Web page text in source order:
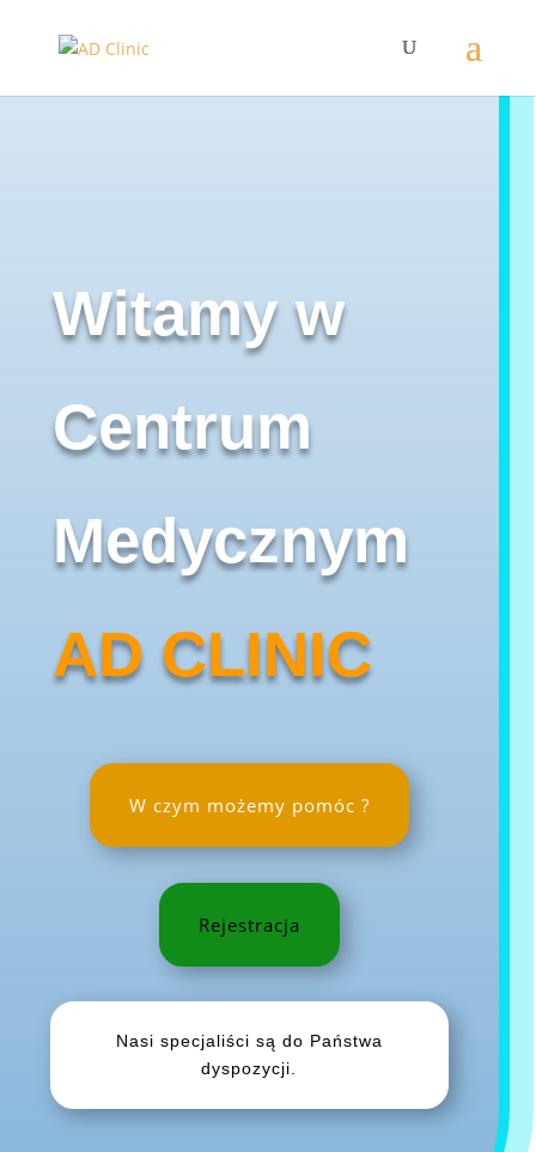
Witamy w
Centrum
Medycznym
AD CLINIC
W czym możemy pomóc ?
Rejestracja
Nasi specjaliści są do Państwa
dyspozycji.